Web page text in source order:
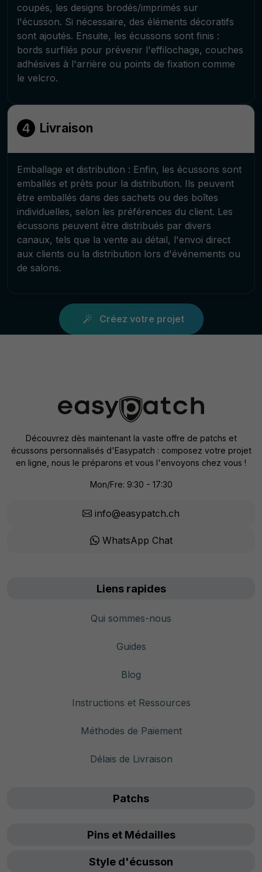
coupés, les designs brodés/imprimés sur
l'écusson. Si nécessaire, des éléments décoratifs
sont ajoutés. Ensuite, les écussons sont finis :
bords surfilés pour prévenir l'effilochage, couches
adhésives à l'arrière ou points de fixation comme
le velcro.
Livraison
Emballage et distribution : Enfin, les écussons sont
emballés et prêts pour la distribution. Ils peuvent
être emballés dans des sachets ou des boîtes
individuelles, selon les préférences du client. Les
écussons peuvent être distribués par divers
canaux, tels que la vente au détail, l'envoi direct
aux clients ou la distribution lors d'événements ou
de salons.
Créez votre projet
Découvrez dès maintenant la vaste offre de patchs et
écussons personnalisés d'Easypatch : composez votre projet
en ligne, nous le préparons et vous l'envoyons chez vous !
Mon/Fre: 9:30 - 17:30
info@easypatch.ch
WhatsApp Chat
Liens rapides
Qui sommes-nous
Guides
Blog
Instructions et Ressources
Méthodes de Paiement
Délais de Livraison
Patchs
Pins et Médailles
Style d'écusson